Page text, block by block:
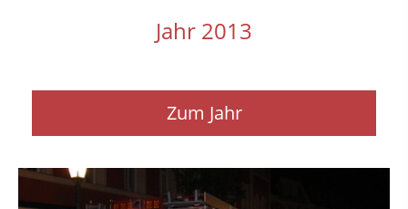
Jahr 2013
Zum Jahr